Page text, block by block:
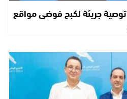
جريئة لكبح فوضى مواقع